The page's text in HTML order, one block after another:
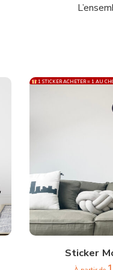
1 STICKER ACHETER = 1 AU
Sticker